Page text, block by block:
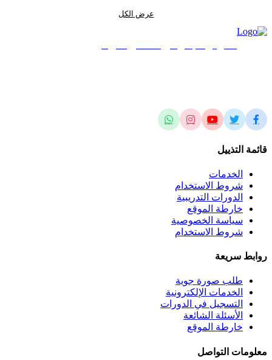
عرض الكل
قائمة التذييل
الخدمات
شروط الاستخدام
الدورات التدريبية
خارطة الموقع
سياسة الخصوصية
شروط الاستخدام
روابط سريعة
طلب صورة جوية
الخدمات الإلكترونية
التسجيل في الدورات
الأسئلة الشائعة
خارطة الموقع
معلومات التواصل